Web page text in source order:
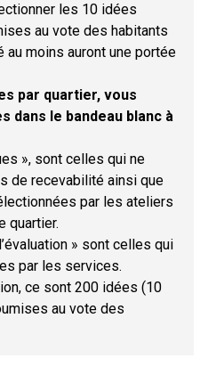
les 10 idées
au vote des habitants
au moins auront une portée
par quartier, vous
dans le bandeau blanc à
», sont celles qui ne
de recevabilité ainsi que
par les ateliers
quartier.
» sont celles qui
par les services.
ce sont 200 idées (10
au vote des